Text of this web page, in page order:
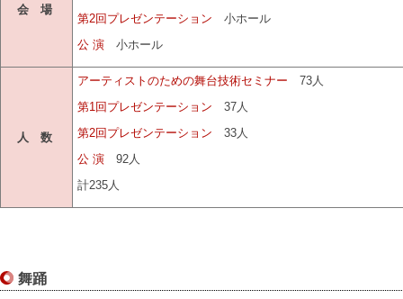
会 場
第2回プレゼンテーション 小ホール
公 演 小ホール
人 数
アーティストのための舞台技術セミナー 73人
第1回プレゼンテーション 37人
第2回プレゼンテーション 33人
公 演 92人
計235人
舞踊